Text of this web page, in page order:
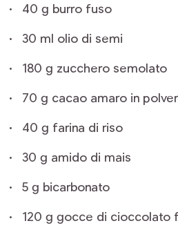
40 g burro fuso
30 ml olio di semi
180 g zucchero semolato
70 g cacao amaro in
40 g farina di riso
30 g amido di mais
5 g bicarbonato
120 g gocce di cioccolato